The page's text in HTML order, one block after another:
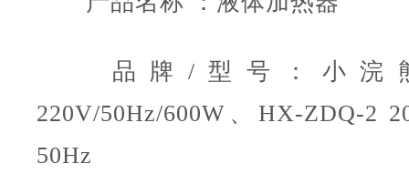
品牌/型号：小浣熊/
220V/50Hz/600W、HX-ZDQ-2
50Hz